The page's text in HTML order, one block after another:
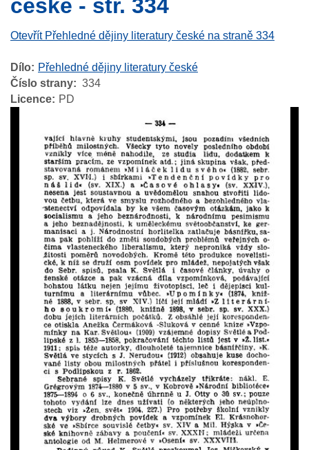
české - str. 334
Otevřít Přehledné dějiny literatury české na straně 334
Dílo
Přehledné dějiny literatury české
Číslo strany
334
Licence
PD